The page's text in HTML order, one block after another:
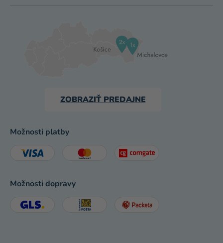
ZOBRAZIŤ PREDAJNE
Možnosti platby
Možnosti dopravy